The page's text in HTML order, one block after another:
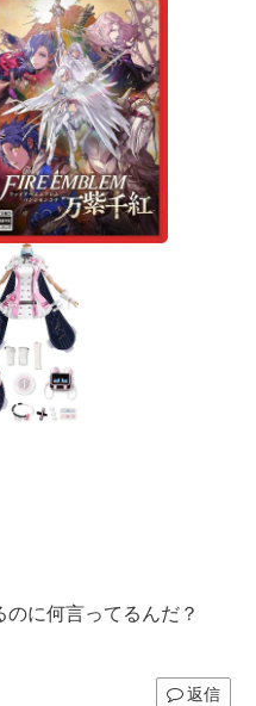
に何言ってるんだ？
返信